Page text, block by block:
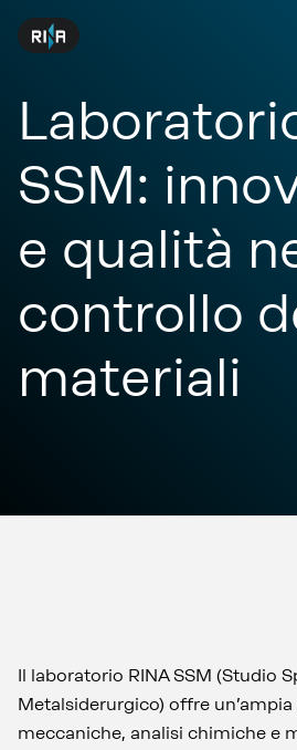
SSM:
e qualità
controllo
materiali
Il laboratorio RINA SSM (Studio
Metalsiderurgico) offre
meccaniche, analisi chimiche e